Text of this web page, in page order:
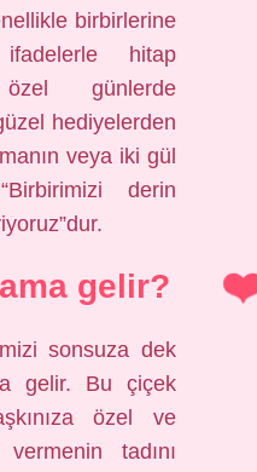
birbirlerine
hitap
günlerde
hediyelerden
veya iki gül
derin
gelir?
sonsuza dek
gelir. Bu çiçek
özel ve
tadını